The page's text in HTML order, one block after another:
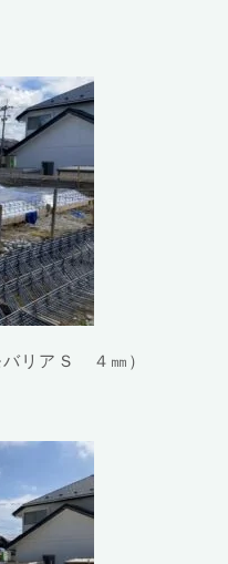
リアＳ ４㎜）